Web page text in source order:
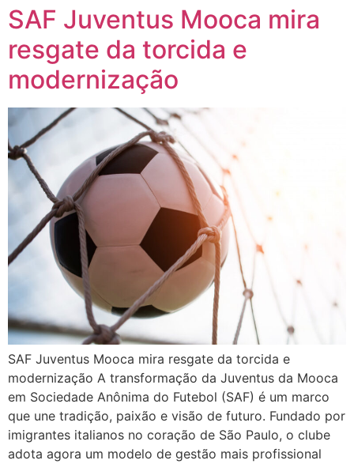
SAF Juventus Mooca mira
resgate da torcida e
modernização
SAF Juventus Mooca mira resgate da torcida e
modernização A transformação da Juventus da Mooca
em Sociedade Anônima do Futebol (SAF) é um marco
que une tradição, paixão e visão de futuro. Fundado por
imigrantes italianos no coração de São Paulo, o clube
adota agora um modelo de gestão mais profissional